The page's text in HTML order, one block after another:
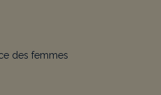
des femmes